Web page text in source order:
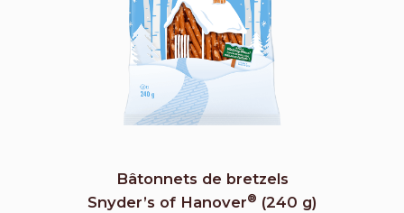
Bâtonnets de bretzels
Snyder’s of Hanover® (240 g)